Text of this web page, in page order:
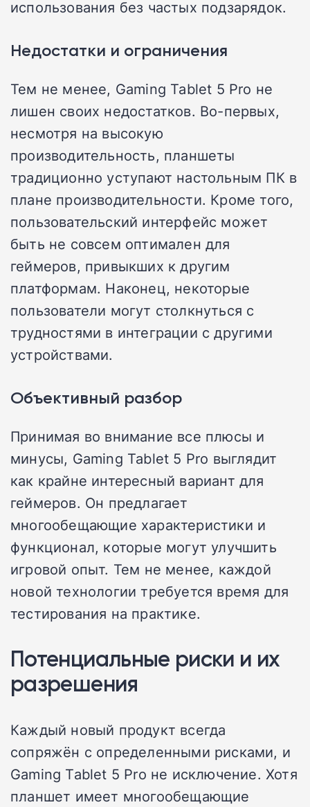
использования без частых подзарядок.
Недостатки и ограничения
Тем не менее, Gaming Tablet 5 Pro не
лишен своих недостатков. Во-первых,
несмотря на высокую
производительность, планшеты
традиционно уступают настольным ПК в
плане производительности. Кроме того,
пользовательский интерфейс может
быть не совсем оптимален для
геймеров, привыкших к другим
платформам. Наконец, некоторые
пользователи могут столкнуться с
трудностями в интеграции с другими
устройствами.
Объективный разбор
Принимая во внимание все плюсы и
минусы, Gaming Tablet 5 Pro выглядит
как крайне интересный вариант для
геймеров. Он предлагает
многообещающие характеристики и
функционал, которые могут улучшить
игровой опыт. Тем не менее, каждой
новой технологии требуется время для
тестирования на практике.
Потенциальные риски и их
разрешения
Каждый новый продукт всегда
сопряжён с определенными рисками, и
Gaming Tablet 5 Pro не исключение. Хотя
планшет имеет многообещающие